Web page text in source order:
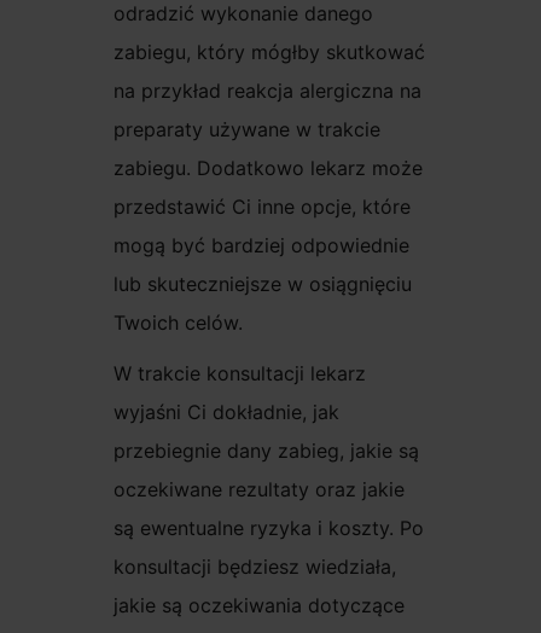
odradzić wykonanie danego
zabiegu, który mógłby skutkować
na przykład reakcja alergiczna na
preparaty używane w trakcie
zabiegu. Dodatkowo lekarz może
przedstawić Ci inne opcje, które
mogą być bardziej odpowiednie
lub skuteczniejsze w osiągnięciu
Twoich celów.
W trakcie konsultacji lekarz
wyjaśni Ci dokładnie, jak
przebiegnie dany zabieg, jakie są
oczekiwane rezultaty oraz jakie
są ewentualne ryzyka i koszty. Po
konsultacji będziesz wiedziała,
jakie są oczekiwania dotyczące